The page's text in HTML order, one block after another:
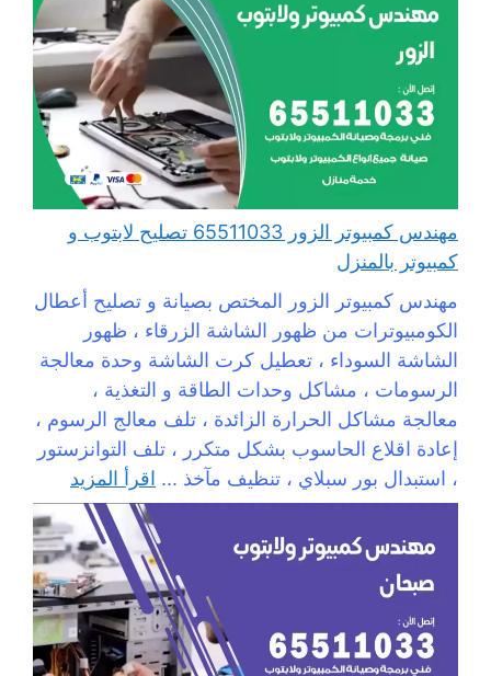
مهندس كمبيوتر الزور 65511033 تصليح لابتوب و
كمبيوتر بالمنزل
مهندس كمبيوتر الزور المختص بصيانة و تصليح أعطال
الكومبيوترات من ظهور الشاشة الزرقاء ، ظهور
الشاشة السوداء ، تعطيل كرت الشاشة وحدة معالجة
الرسومات ، مشاكل وحدات الطاقة و التغذية ،
معالجة مشاكل الحرارة الزائدة ، تلف معالج الرسوم ،
إعادة اقلاع الحاسوب بشكل متكرر ، تلف التوانزستور
، استبدال بور سبلاي ، تنظيف مآخذ ... اقرأ المزيد